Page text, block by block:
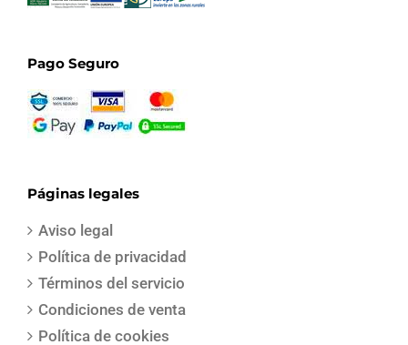
Pago Seguro
Páginas legales
Aviso legal
Política de privacidad
Términos del servicio
Condiciones de venta
Política de cookies